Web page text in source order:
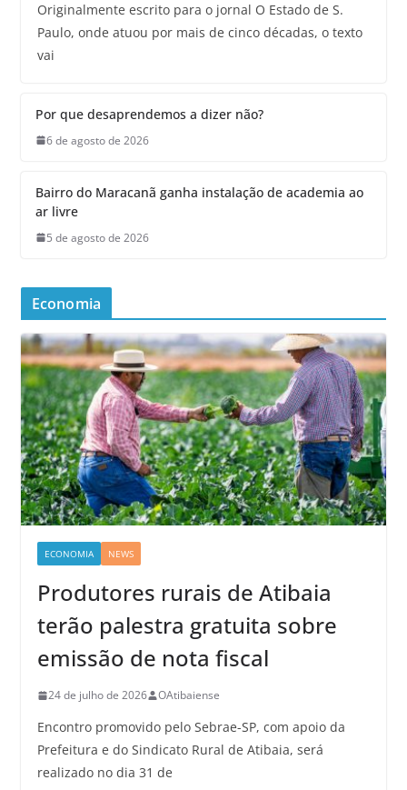
Originalmente escrito para o jornal O Estado de S.
Paulo, onde atuou por mais de cinco décadas, o texto
vai
Por que desaprendemos a dizer não?
6 de agosto de 2026
Bairro do Maracanã ganha instalação de academia ao
ar livre
5 de agosto de 2026
Economia
ECONOMIA NEWS
Produtores rurais de Atibaia
terão palestra gratuita sobre
emissão de nota fiscal
24 de julho de 2026 OAtibaiense
Encontro promovido pelo Sebrae-SP, com apoio da
Prefeitura e do Sindicato Rural de Atibaia, será
realizado no dia 31 de